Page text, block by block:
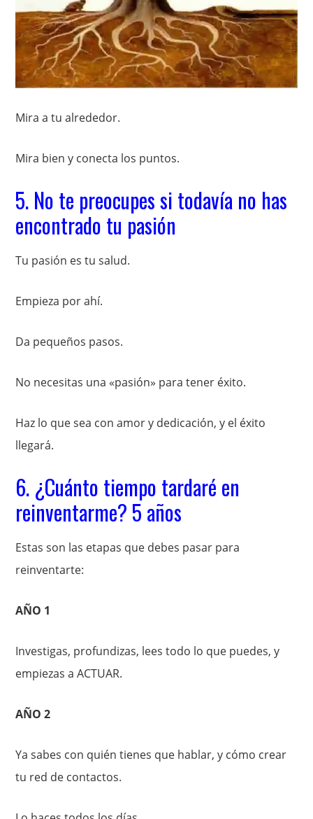
Mira a tu alrededor.
Mira bien y conecta los puntos.
5. No te preocupes si todavía no has
encontrado tu pasión
Tu pasión es tu salud.
Empieza por ahí.
Da pequeños pasos.
No necesitas una «pasión» para tener éxito.
Haz lo que sea con amor y dedicación, y el éxito
llegará.
6. ¿Cuánto tiempo tardaré en
reinventarme? 5 años
Estas son las etapas que debes pasar para
reinventarte:
AÑO 1
Investigas, profundizas, lees todo lo que puedes, y
empiezas a ACTUAR.
AÑO 2
Ya sabes con quién tienes que hablar, y cómo crear
tu red de contactos.